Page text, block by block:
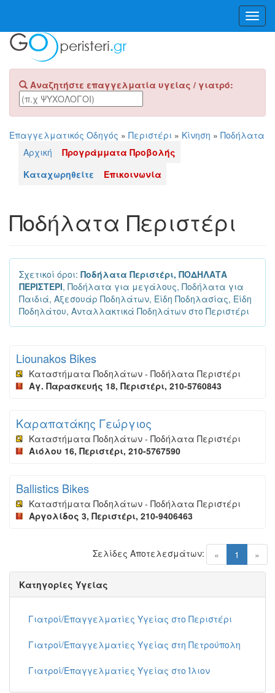
Αναζητήστε επαγγελματία υγείας / γιατρό:
Επαγγελματικός Οδηγός » Περιστέρι » Κίνηση » Ποδήλατα
Αρχική
Προγράμματα Προβολής
Καταχωρηθείτε
Επικοινωνία
Ποδήλατα Περιστέρι
Σχετικοί όροι: Ποδήλατα Περιστέρι, ΠΟΔΗΛΑΤΑ
ΠΕΡΙΣΤΕΡΙ, Ποδήλατα για μεγάλους, Ποδήλατα για
Παιδιά, Αξεσουάρ Ποδηλάτων, Είδη Ποδηλασίας, Είδη
Ποδηλάτου, Ανταλλακτικά Ποδηλάτων στο Περιστέρι
Liounakos Bikes
Καταστήματα Ποδηλάτων - Ποδήλατα Περιστέρι
Αγ. Παρασκευής 18, Περιστέρι, 210-5760843
Καραπατάκης Γεώργιος
Καταστήματα Ποδηλάτων - Ποδήλατα Περιστέρι
Αιόλου 16, Περιστέρι, 210-5767590
Ballistics Bikes
Καταστήματα Ποδηλάτων - Ποδήλατα Περιστέρι
Αργολίδος 3, Περιστέρι, 210-9406463
« 1 (current)
»
Σελίδες Αποτελεσμάτων:
Κατηγορίες Υγείας
Γιατροί/Επαγγελματίες Υγείας στο Περιστέρι
Γιατροί/Επαγγελματίες Υγείας στη Πετρούπολη
Γιατροί/Επαγγελματίες Υγείας στο Ίλιον